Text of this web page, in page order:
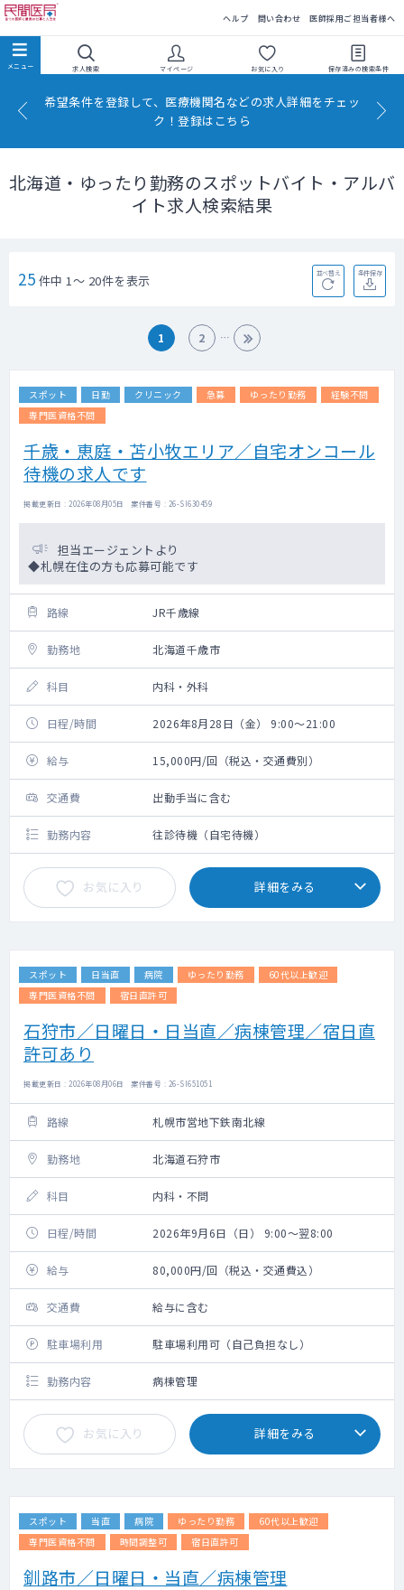
ヘルプ 問い合わせ 医師採用ご担当者様へ
求人検索 マイページ お気に入り 保存済みの検索条件
希望条件を登録して、医療機関名などの求人詳細をチェッ
ク！登録はこちら
北海道・ゆったり勤務のスポットバイト・アルバ
イト求人検索結果
25 件中 1～ 20件を表示 並べ替え 条件保存
1 2
スポット 日勤 クリニック 急募 ゆったり勤務
経験不問
専門医資格不問
千歳・恵庭・苫小牧エリア／自宅オンコール
待機の求人です
掲載更新日 : 2026年08月05日 案件番号 : 26-SI630459
担当エージェントより
◆札幌在住の方も応募可能です
路線 JR千歳線
勤務地 北海道千歳市
科目 内科・外科
日程/時間 2026年8月28日（金） 9:00～21:00
給与 15,000円/回（税込・交通費別）
交通費 出動手当に含む
勤務内容 往診待機（自宅待機）
お気に入り 詳細をみる
スポット 日当直 病院 ゆったり勤務
60代以上歓迎
専門医資格不問
宿日直許可
石狩市／日曜日・日当直／病棟管理／宿日直
許可あり
掲載更新日 : 2026年08月06日 案件番号 : 26-SI651051
路線 札幌市営地下鉄南北線
勤務地 北海道石狩市
科目 内科・不問
日程/時間 2026年9月6日（日） 9:00～翌8:00
給与 80,000円/回（税込・交通費込）
交通費 給与に含む
駐車場利用 駐車場利用可（自己負担なし）
勤務内容 病棟管理
お気に入り 詳細をみる
スポット 当直 病院 ゆったり勤務
60代以上歓迎
専門医資格不問
時間調整可 宿日直許可
釧路市／日曜日・当直／病棟管理